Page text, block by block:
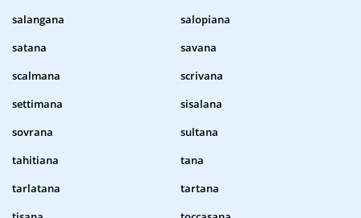
salangana
salopiana
satana
savana
scalmana
scrivana
settimana
sisalana
sovrana
sultana
tahitiana
tana
tarlatana
tartana